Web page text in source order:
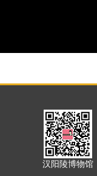
汉阳陵博物馆